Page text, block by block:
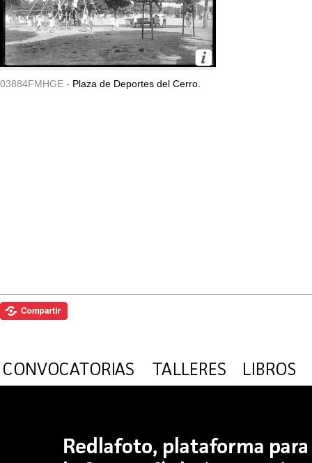
03884FMHGE - Plaza de Deportes del Cerro.